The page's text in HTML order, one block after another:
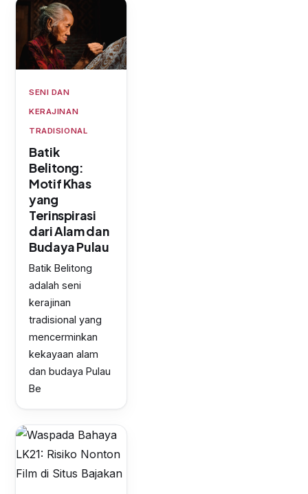
SENI DAN
KERAJINAN
TRADISIONAL
Batik
Belitong:
Motif Khas
yang
Terinspirasi
dari Alam dan
Budaya Pulau
Batik Belitong
adalah seni
kerajinan
tradisional yang
mencerminkan
kekayaan alam
dan budaya Pulau
Be